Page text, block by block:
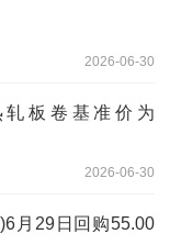
2026-06-30
板卷基准价为
2026-06-30
月29日回购55.00